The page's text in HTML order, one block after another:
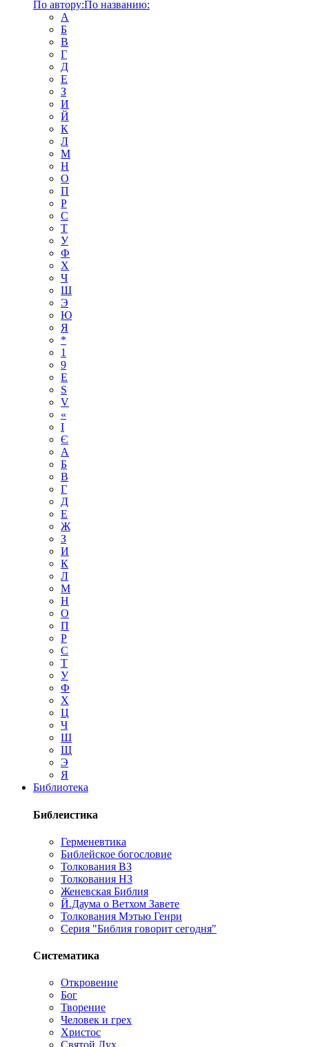
По автору:По названию:
А
Б
В
Г
Д
Е
З
И
Й
К
Л
М
Н
О
П
Р
С
Т
У
Ф
Х
Ч
Ш
Э
Ю
Я
*
1
9
E
S
V
«
І
Є
А
Б
В
Г
Д
Е
Ж
З
И
К
Л
М
Н
О
П
Р
С
Т
У
Ф
Х
Ц
Ч
Ш
Щ
Э
Я
Библиотека
Библеистика
Герменевтика
Библейское богословие
Толкования ВЗ
Толкования НЗ
Женевская Библия
Й.Даума о Ветхом Завете
Толкования Мэтью Генри
Серия "Библия говорит сегодня"
Систематика
Откровение
Бог
Творение
Человек и грех
Христос